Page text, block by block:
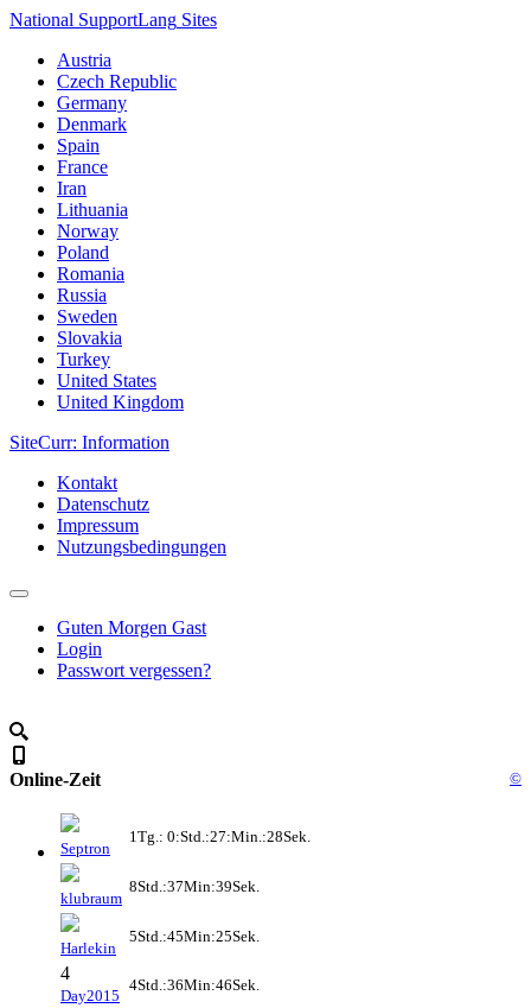
National SupportLang Sites
Austria
Czech Republic
Germany
Denmark
Spain
France
Iran
Lithuania
Norway
Poland
Romania
Russia
Sweden
Slovakia
Turkey
United States
United Kingdom
SiteCurr: Information
Kontakt
Datenschutz
Impressum
Nutzungsbedingungen
Guten Morgen Gast
Login
Passwort vergessen?
Online-Zeit ©
Septron
1Tg.: 0:Std.:27:Min.:28Sek.
klubraum
8Std.:37Min:39Sek.
Harlekin
5Std.:45Min:25Sek.
4
Day2015
4Std.:36Min:46Sek.